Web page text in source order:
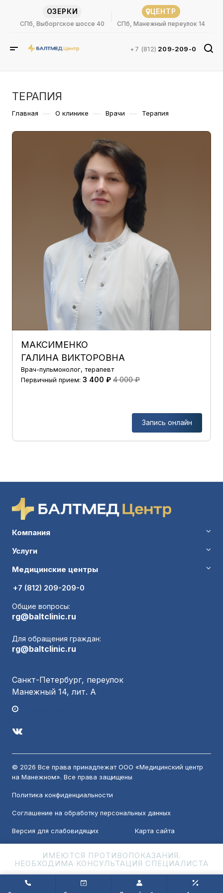
ОЗЕРКИ
СПб, Выборгское шоссе 40
ЦЕНТР
СПб, Манежный переулок 14
+7 (812) 209-209-0
ТЕРАПИЯ
Главная — О клинике — Врачи — Терапия
МАКСИМЕНКО
ГАЛИНА ВИКТОРОВНА
Врач-пульмонолог, терапевт
Первичный прием: 3 400 ₽ 4 000 ₽
Запись онлайн
Компания
Услуги
Медицинские центры
+7 (812) 209-209-0
Общие вопросы:
rg@baltclinic.ru
Для обращения граждан:
rg@baltclinic.ru
Санкт-Петербург, переулок
Манежный 14, лит. А
© 2026 Все права принадлежат ООО «Медицинский центр
на Манежном». Все права защищены
Политика конфиденциальности
Соглашение на обработку персональных данных
Версия для слабовидящих Карта сайта
ИМЕЮТСЯ ПРОТИВОПОКАЗАНИЯ.
НЕОБХОДИМА КОНСУЛЬТАЦИЯ СПЕЦИАЛИСТА